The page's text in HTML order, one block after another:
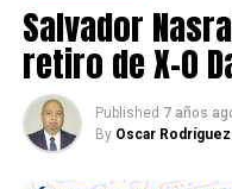
Salvador
retiro de X-0
Published 7 años
By Oscar Rodríguez